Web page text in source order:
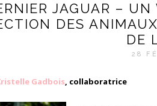
JAGUAR –
DES
DE
28
Gadbois, collaboratrice